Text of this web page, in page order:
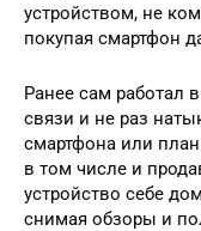
устройством, не
покупая смартфон
Ранее сам работал
связи и не раз
смартфона или
в том числе и
устройство себе
снимая обзоры и